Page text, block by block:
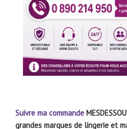
Suivre ma commande
grandes marques de lingerie et